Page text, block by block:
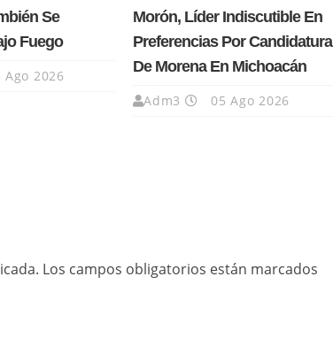
Se
Fuego
Ago 2026
Morón, Líder Indiscutible En
Preferencias Por Candidatura
De Morena En Michoacán
Adm3 05 Ago 2026
Los campos obligatorios están marcados